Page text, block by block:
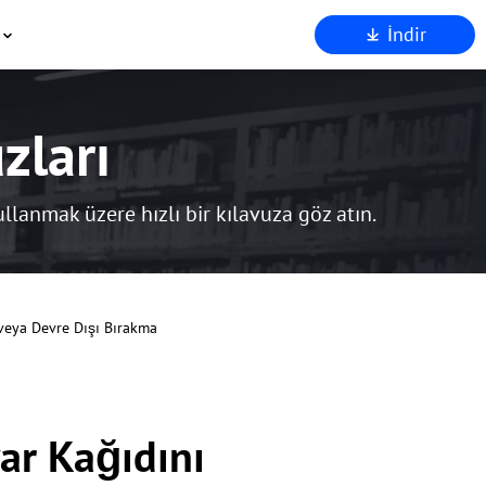
Ortakları
AnyViewer
İndir
üzere hızlı bir kılavuza göz atın.
Devre Dışı Bırakma
Kağıdını